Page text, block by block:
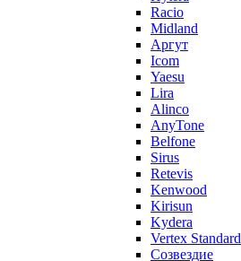
Racio
Midland
Аргут
Icom
Yaesu
Lira
Alinco
AnyTone
Belfone
Sirus
Retevis
Kenwood
Kirisun
Kydera
Vertex Standard
Созвездие